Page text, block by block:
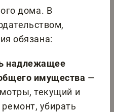
дома. В
обязана:
надлежащее
имущества —
текущий и
убирать